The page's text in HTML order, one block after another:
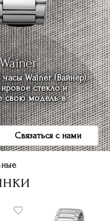
Wainer (Вайнер).
стекло и
свою модель в
Связаться с нами